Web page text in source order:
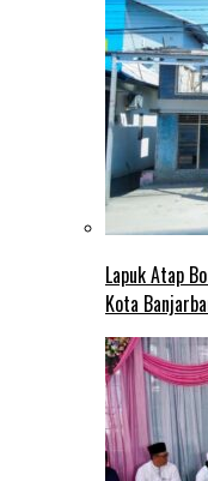
Lapuk Atap
Kota